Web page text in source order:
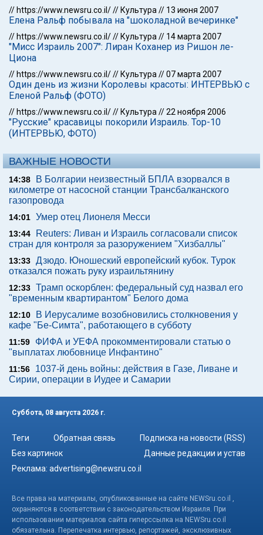
// https://www.newsru.co.il/// Культура // 13 июня 2007
Елена Ральф побывала на "шоколадной вечеринке"
// https://www.newsru.co.il/// Культура // 14 марта 2007
"Мисс Израиль 2007": Лиран Коханер из Ришон ле-
Циона
// https://www.newsru.co.il/// Культура //07 марта 2007
Один день из жизни Королевы красоты: ИНТЕРВЬЮ с
Еленой Ральф (ФОТО)
// https://www.newsru.co.il/// Культура //22 ноября 2006
"Русские" красавицы покорили Израиль. Top-10
(ИНТЕРВЬЮ, ФОТО)
ВАЖНЫЕ НОВОСТИ
14:38
В Болгарии неизвестный БПЛА взорвался в
километре от насосной станции Трансбалканского
газопровода
14:01 Умер отец Лионеля Месси
13:44
Reuters: Ливан и Израиль согласовали список
стран для контроля за разоружением "Хизбаллы"
13:33 Дзюдо. Юношеский европейский кубок. Турок
отказался пожать руку израильтянину
12:33 Трамп оскорблен: федеральный суд назвал его
"временным квартирантом" Белого дома
12:10
В Иерусалиме возобновились столкновения у
кафе "Бе-Симта", работающего в субботу
11:59
ФИФА и УЕФА прокомментировали статью о
"выплатах любовнице Инфантино"
11:56
1037-й день войны: действия в Газе, Ливане и
Сирии, операции в Иудее и Самарии
Суббота, 08 августа 2026 г.
Теги Обратная связь
Подписка на новости (RSS)
Без картинок
Данные редакции и устав
Реклама: advertising@newsru.co.il
Все права на материалы, опубликованные на сайте NEWSru.co.il ,
охраняются в соответствии с законодательством Израиля. При
использовании материалов сайта гиперссылка на NEWSru.co.il
обязательна. Перепечатка интервью, репортажей, эксклюзивных